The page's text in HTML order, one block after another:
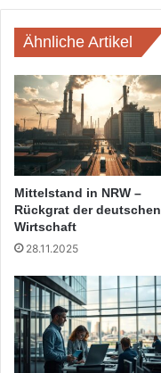
Ähnliche Artikel
Mittelstand in NRW –
Rückgrat der deutschen
Wirtschaft
28.11.2025